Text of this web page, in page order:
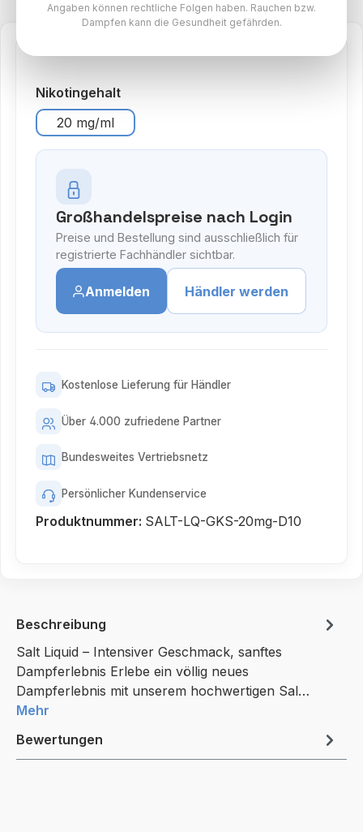
Nikotingehaltauswählen
20 mg/ml
Großhandelspreise nach Login
Preise und Bestellung sind ausschließlich für
registrierte Fachhändler sichtbar.
Anmelden Händler werden
Kostenlose Lieferung für Händler
Über 4.000 zufriedene Partner
Bundesweites Vertriebsnetz
Persönlicher Kundenservice
Produktnummer: SALT-LQ-GKS-20mg-D10
Beschreibung
Salt Liquid – Intensiver Geschmack, sanftes
Dampferlebnis Erlebe ein völlig neues
Dampferlebnis mit unserem hochwertigen Sal…
Mehr
Bewertungen
Angaben können rechtliche Folgen haben. Rauchen bzw.
Dampfen kann die Gesundheit gefährden.